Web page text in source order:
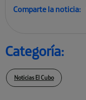
Comparte la noticia:
Categoría:
Noticias El Cubo